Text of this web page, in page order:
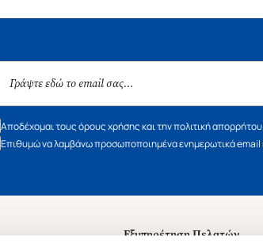
Αποδέχομαι τους όρους χρήσης και την πολιτική απορρήτου
Επιθυμώ να λαμβάνω προσωποποιημένα ενημερωτικά email
Εξυπηρέτηση Πελατών